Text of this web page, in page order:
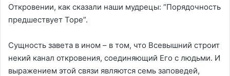
Откровении, как сказали наши мудрецы: “Порядочность
предшествует Торе”.
Сущность завета в ином – в том, что Всевышний строит
некий канал откровения, соединяющий Его с людьми. И
выражением этой связи являются семь заповедей,